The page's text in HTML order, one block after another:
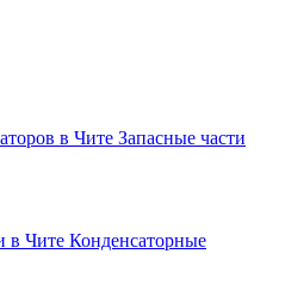
Запасные части
Конденсаторные